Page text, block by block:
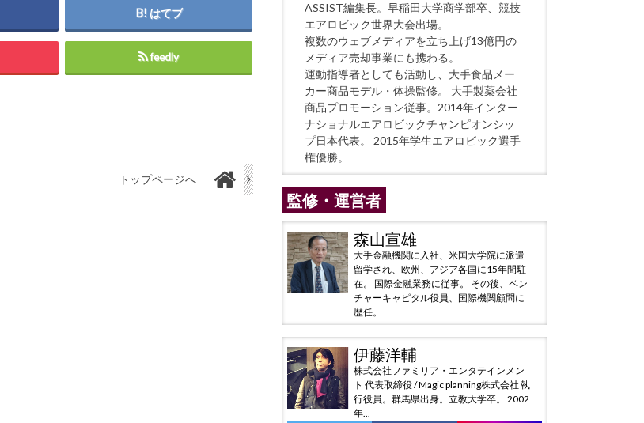
はてブ
feedly
トップページへ
ASSIST編集長。早稲田大学商学部卒、競技
エアロビック世界大会出場。
複数のウェブメディアを立ち上げ13億円の
メディア売却事業にも携わる。
運動指導者としても活動し、大手食品メー
カー商品モデル・体操監修。 大手製薬会社
商品プロモーション従事。2014年インター
ナショナルエアロビックチャンピオンシッ
プ日本代表。 2015年学生エアロビック選手
権優勝。
監修・運営者
森山宣雄
大手金融機関に入社、米国大学院に派遣
留学され、欧州、アジア各国に15年間駐
在。 国際金融業務に従事。 その後、ベン
チャーキャピタル役員、国際機関顧問に
歴任。
伊藤洋輔
株式会社ファミリア・エンタテインメン
ト 代表取締役 / Magic planning株式会社 執
行役員。群馬県出身。立教大学卒。 2002
年...